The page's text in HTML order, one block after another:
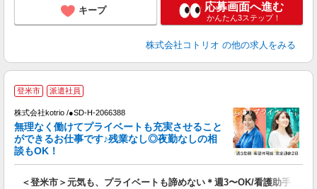
キープ 応募画面へ進む
かんたん3ステップ！
株式会社コトリオ の他の求人をみる
登米市 派遣社員
株式会社kotrio /●SD-H-2066388
無理なく働けてプライベートも充実させること
ができるお仕事です♪残業なし◎夜勤なしの相
談もOK！
＜登米市＞元気も、プライベートも諦めない＊週3〜OK/看護助手